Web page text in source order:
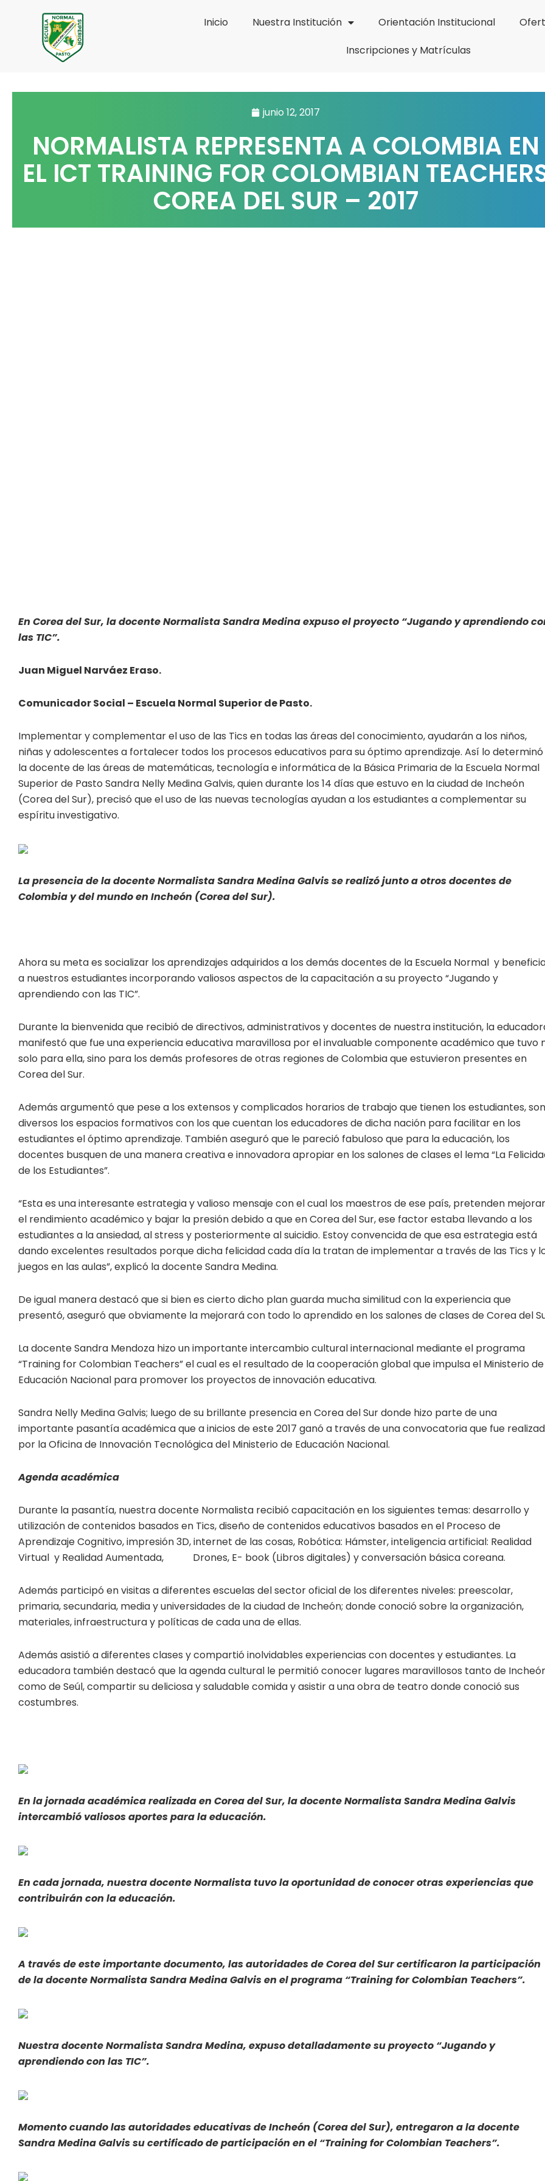
contenido
Inicio Nuestra Institución Orientación Institucional
Inscripciones y Matrículas
junio 12, 2017
NORMALISTA REPRESENTA A COLOMBIA EN
EL ICT TRAINING FOR COLOMBIAN
COREA DEL SUR – 2017
En Corea del Sur, la docente Normalista Sandra Medina expuso el proyecto “Jugando y aprendiendo
las TIC”.
Juan Miguel Narváez Eraso.
Comunicador Social – Escuela Normal Superior de Pasto.
Implementar y complementar el uso de las Tics en todas las áreas del conocimiento, ayudarán a los niños,
niñas y adolescentes a fortalecer todos los procesos educativos para su óptimo aprendizaje. Así lo determinó
la docente de las áreas de matemáticas, tecnología e informática de la Básica Primaria de la Escuela Normal
Superior de Pasto Sandra Nelly Medina Galvis, quien durante los 14 días que estuvo en la ciudad de Incheón
(Corea del Sur), precisó que el uso de las nuevas tecnologías ayudan a los estudiantes a complementar su
espíritu investigativo.
La presencia de la docente Normalista Sandra Medina Galvis se realizó junto a otros docentes de
Colombia y del mundo en Incheón (Corea del Sur).
Ahora su meta es socializar los aprendizajes adquiridos a los demás docentes de la Escuela Normal y
a nuestros estudiantes incorporando valiosos aspectos de la capacitación a su proyecto “Jugando y
aprendiendo con las TIC”.
Durante la bienvenida que recibió de directivos, administrativos y docentes de nuestra institución, la
manifestó que fue una experiencia educativa maravillosa por el invaluable componente académico que tuvo
solo para ella, sino para los demás profesores de otras regiones de Colombia que estuvieron presentes en
Corea del Sur.
Además argumentó que pese a los extensos y complicados horarios de trabajo que tienen los estudiantes, son
diversos los espacios formativos con los que cuentan los educadores de dicha nación para facilitar en los
estudiantes el óptimo aprendizaje. También aseguró que le pareció fabuloso que para la educación, los
docentes busquen de una manera creativa e innovadora apropiar en los salones de clases el lema “La
de los Estudiantes”.
“Esta es una interesante estrategia y valioso mensaje con el cual los maestros de ese país, pretenden mejorar
el rendimiento académico y bajar la presión debido a que en Corea del Sur, ese factor estaba llevando a los
estudiantes a la ansiedad, al stress y posteriormente al suicidio. Estoy convencida de que esa estrategia está
dando excelentes resultados porque dicha felicidad cada día la tratan de implementar a través de las Tics y
juegos en las aulas”, explicó la docente Sandra Medina.
De igual manera destacó que si bien es cierto dicho plan guarda mucha similitud con la experiencia que
presentó, aseguró que obviamente la mejorará con todo lo aprendido en los salones de clases de Corea del
La docente Sandra Mendoza hizo un importante intercambio cultural internacional mediante el programa
“Training for Colombian Teachers” el cual es el resultado de la cooperación global que impulsa el Ministerio de
Educación Nacional para promover los proyectos de innovación educativa.
Sandra Nelly Medina Galvis; luego de su brillante presencia en Corea del Sur donde hizo parte de una
importante pasantía académica que a inicios de este 2017 ganó a través de una convocatoria que fue
por la Oficina de Innovación Tecnológica del Ministerio de Educación Nacional.
Agenda académica
Durante la pasantía, nuestra docente Normalista recibió capacitación en los siguientes temas: desarrollo y
utilización de contenidos basados en Tics, diseño de contenidos educativos basados en el Proceso de
Aprendizaje Cognitivo, impresión 3D, internet de las cosas, Robótica: Hámster, inteligencia artificial: Realidad
Virtual y Realidad Aumentada, Drones, E- book (Libros digitales) y conversación básica coreana.
Además participó en visitas a diferentes escuelas del sector oficial de los diferentes niveles: preescolar,
primaria, secundaria, media y universidades de la ciudad de Incheón; donde conoció sobre la organización,
materiales, infraestructura y políticas de cada una de ellas.
Además asistió a diferentes clases y compartió inolvidables experiencias con docentes y estudiantes. La
educadora también destacó que la agenda cultural le permitió conocer lugares maravillosos tanto de
como de Seúl, compartir su deliciosa y saludable comida y asistir a una obra de teatro donde conoció sus
costumbres.
En la jornada académica realizada en Corea del Sur, la docente Normalista Sandra Medina Galvis
intercambió valiosos aportes para la educación.
En cada jornada, nuestra docente Normalista tuvo la oportunidad de conocer otras experiencias que
contribuirán con la educación.
A través de este importante documento, las autoridades de Corea del Sur certificaron la participación
de la docente Normalista Sandra Medina Galvis en el programa “Training for Colombian Teachers”.
Nuestra docente Normalista Sandra Medina, expuso detalladamente su proyecto “Jugando y
aprendiendo con las TIC”.
Momento cuando las autoridades educativas de Incheón (Corea del Sur), entregaron a la docente
Sandra Medina Galvis su certificado de participación en el “Training for Colombian Teachers”.